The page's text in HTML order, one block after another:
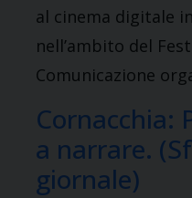
al cinema digitale
nell’ambito del
Comunicazione
Cornacchia:
a narrare.
giornale)